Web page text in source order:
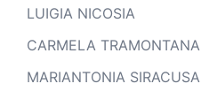
LUIGIA NICOSIA
CARMELA TRAMONTANA
MARIANTONIA SIRACUSA